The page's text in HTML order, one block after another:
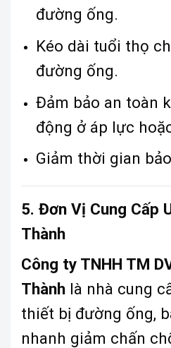
đường ống.
Kéo dài tuổi thọ
đường ống.
Đảm bảo an toàn
động ở áp lực
Giảm thời gian
5. Đơn Vị Cung Cấp
Thành
Công ty TNHH TM
Thành là nhà cung
thiết bị đường ống,
nhanh giảm chấn